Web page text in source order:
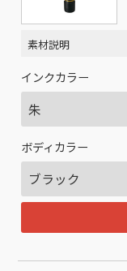
素材説明
インクカラー
ボディカラー